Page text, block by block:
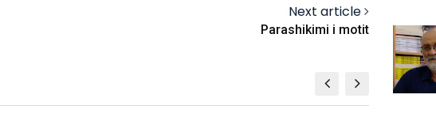
Next article
Parashikimi i motit